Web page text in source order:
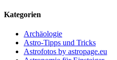
Kategorien
Archäologie
Astro-Tipps und Tricks
Astrofotos by astropage.eu